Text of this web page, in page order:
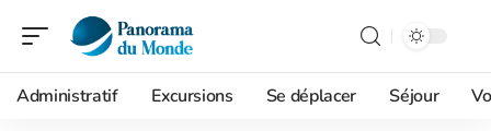
Administratif Excursions Se déplacer Séjour